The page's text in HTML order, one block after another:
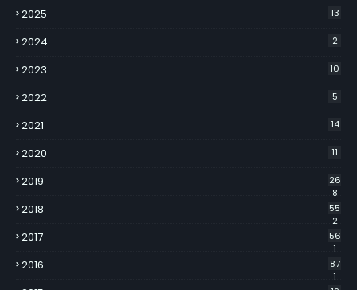
2025 13
2024 2
2023 10
2022 5
2021 14
2020 11
2019
26
8
2018
55
2
2017
56
1
2016
87
1